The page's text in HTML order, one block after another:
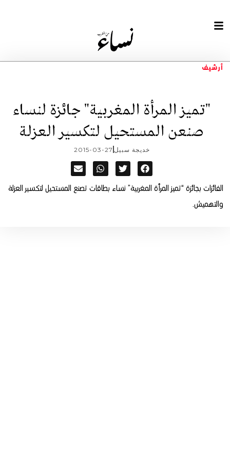
أرشيف
"تميز المرأة المغربية" جائزة لنساء
صنعن المستحيل لتكسير العزلة
خديجة سبيل 2015-03-27
الفائزات بجائزة “تميز المرأة المغربية” نساء بطاقات تصنع المستحيل لتكسير العزلة
والتهميش.